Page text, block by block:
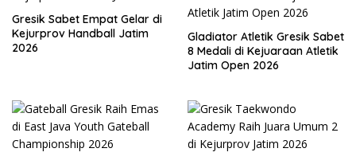
Gresik Sabet Empat Gelar di
Kejurprov Handball Jatim
2026
Gladiator Atletik Gresik Sabet
8 Medali di Kejuaraan Atletik
Jatim Open 2026